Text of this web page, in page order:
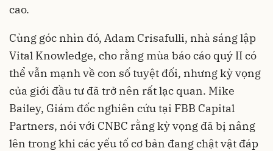
cao.
Cùng góc nhìn đó, Adam Crisafulli, nhà sáng lập
Vital Knowledge, cho rằng mùa báo cáo quý II có
thể vẫn mạnh về con số tuyệt đối, nhưng kỳ vọng
của giới đầu tư đã trở nên rất lạc quan. Mike
Bailey, Giám đốc nghiên cứu tại FBB Capital
Partners, nói với CNBC rằng kỳ vọng đã bị nâng
lên trong khi các yếu tố cơ bản đang chật vật đáp